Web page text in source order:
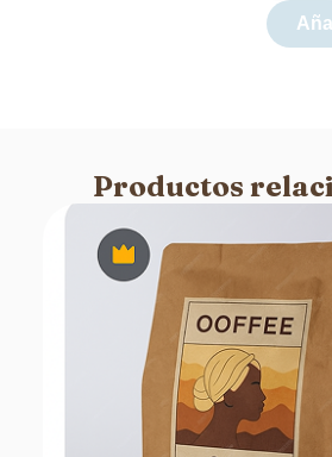
Productos